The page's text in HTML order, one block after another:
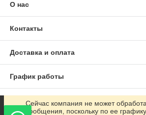
О нас
Контакты
Доставка и оплата
График работы
Полная версия сайта
Сейчас компания не может
сообщения, поскольку по ее